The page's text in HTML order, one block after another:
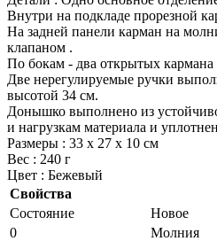
Внутри на подкладе прорезной
На задней панели карман на
клапаном .
По бокам - два открытых кармана
Две нерегулируемые ручки
высотой 34 см.
Донышко выполнено из
и нагрузкам материала и
Размеры : 33 х 27 х 10 см
Вес : 240 г
Цвет : Бежевый
Свойства
Состояние
Новое
0
Молния